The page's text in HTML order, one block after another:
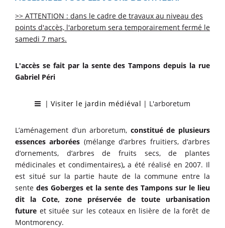
>> ATTENTION : dans le cadre de travaux au niveau des
points d'accès, l'arboretum sera temporairement fermé le
samedi 7 mars.
L'accès se fait par la sente des Tampons depuis la rue
Gabriel Péri
| Visiter le jardin médiéval | L'arboretum
L’aménagement d’un arboretum, constitué de plusieurs
essences arborées (mélange d’arbres fruitiers, d’arbres
d’ornements, d’arbres de fruits secs, de plantes
médicinales et condimentaires), a été réalisé en 2007. Il
est situé sur la partie haute de la commune entre la
sentedes Goberges et la sente des Tampons sur le lieu
dit la Cote, zone préservée de toute urbanisation
future et située sur les coteaux en lisière de la forêt de
Montmorency.